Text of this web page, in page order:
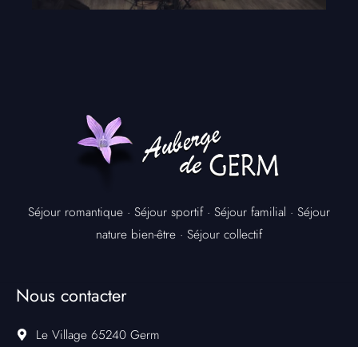
Séjour romantique · Séjour sportif· Séjour familial · Séjour
nature bien-être · Séjour collectif
Nous contacter
Le Village 65240 Germ